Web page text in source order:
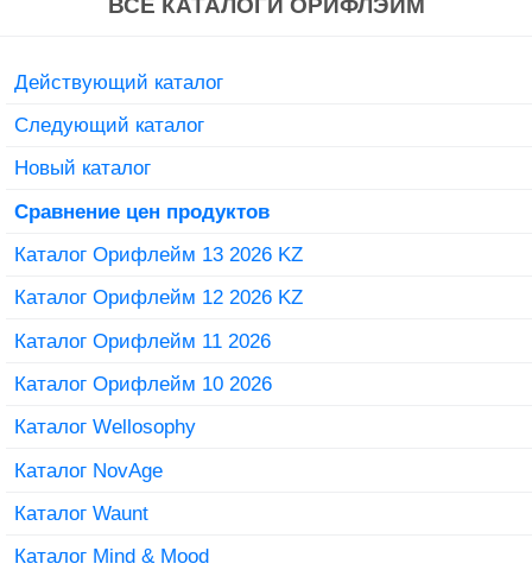
ВСЕ КАТАЛОГИ ОРИФЛЭЙМ
Действующий каталог
Следующий каталог
Новый каталог
Сравнение цен продуктов
Каталог Орифлейм 13 2026 KZ
Каталог Орифлейм 12 2026 KZ
Каталог Орифлейм 11 2026
Каталог Орифлейм 10 2026
Каталог Wellosophy
Каталог NovAge
Каталог Waunt
Каталог Mind & Mood